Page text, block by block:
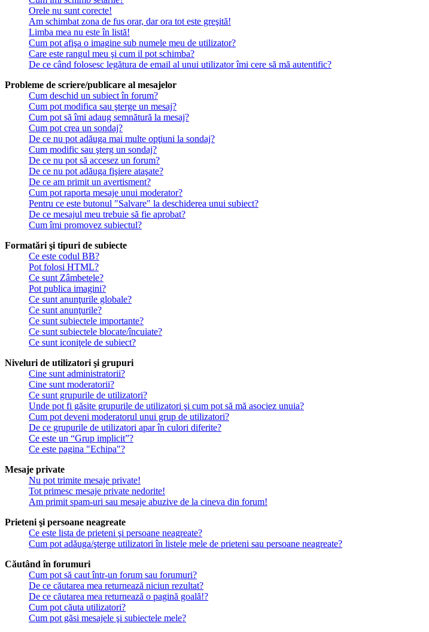
Orele nu sunt corecte!
Am schimbat zona de fus orar, dar ora tot este greşită!
Limba mea nu este în listă!
Cum pot afişa o imagine sub numele meu de utilizator?
Care este rangul meu şi cum il pot schimba?
De ce când folosesc legătura de email al unui utilizator îmi cere să mă autentific?
Probleme de scriere/publicare al mesajelor
Cum deschid un subiect în forum?
Cum pot modifica sau şterge un mesaj?
Cum pot să îmi adaug semnătură la mesaj?
Cum pot crea un sondaj?
De ce nu pot adăuga mai multe opţiuni la sondaj?
Cum modific sau şterg un sondaj?
De ce nu pot să accesez un forum?
De ce nu pot adăuga fişiere ataşate?
De ce am primit un avertisment?
Cum pot raporta mesaje unui moderator?
Pentru ce este butonul "Salvare" la deschiderea unui subiect?
De ce mesajul meu trebuie să fie aprobat?
Cum îmi promovez subiectul?
Formatări şi tipuri de subiecte
Ce este codul BB?
Pot folosi HTML?
Ce sunt Zâmbetele?
Pot publica imagini?
Ce sunt anunţurile globale?
Ce sunt anunţurile?
Ce sunt subiectele importante?
Ce sunt subiectele blocate/încuiate?
Ce sunt iconiţele de subiect?
Niveluri de utilizatori şi grupuri
Cine sunt administratorii?
Cine sunt moderatorii?
Ce sunt grupurile de utilizatori?
Unde pot fi găsite grupurile de utilizatori şi cum pot să mă asociez unuia?
Cum pot deveni moderatorul unui grup de utilizatori?
De ce grupurile de utilizatori apar în culori diferite?
Ce este un “Grup implicit”?
Ce este pagina "Echipa"?
Mesaje private
Nu pot trimite mesaje private!
Tot primesc mesaje private nedorite!
Am primit spam-uri sau mesaje abuzive de la cineva din forum!
Prieteni şi persoane neagreate
Ce este lista de prieteni şi persoane neagreate?
Cum pot adăuga/şterge utilizatori în listele mele de prieteni sau persoane neagreate?
Căutând în forumuri
Cum pot să caut într-un forum sau forumuri?
De ce căutarea mea returnează niciun rezultat?
De ce căutarea mea returnează o pagină goală!?
Cum pot căuta utilizatori?
Cum pot găsi mesajele şi subiectele mele?